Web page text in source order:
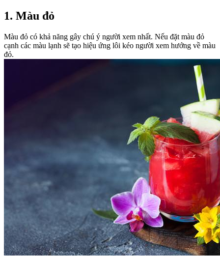
1. Màu đỏ
Màu đỏ có khả năng gây chú ý người xem nhất. Nếu đặt màu đỏ
cạnh các màu lạnh sẽ tạo hiệu ứng lôi kéo người xem hướng về màu
đỏ.